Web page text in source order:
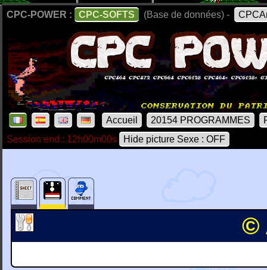
CPC-POWER : CPC-SOFTS (Base de données) -
Accueil 20154 PROGRAMMES
Session end : 12h00m00s
Hide picture Sexe : OFF
©